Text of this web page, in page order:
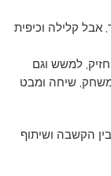
קלילה וכיפית
למשש וגם
משחק, שיחה ומבט
הקשבה ושיתוף